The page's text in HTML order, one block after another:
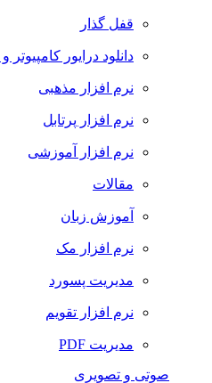
قفل گذار
دانلود درایور
نرم افزار مذهبی
نرم افزار پرتابل
نرم افزار آموزشی
مقالات
آموزش زبان
نرم افزار مک
مدیریت پسورد
نرم افزار تقویم
مدیریت PDF
صوتی و تصویری